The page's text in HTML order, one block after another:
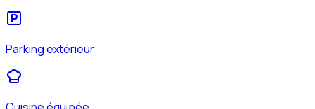
Parking extérieur